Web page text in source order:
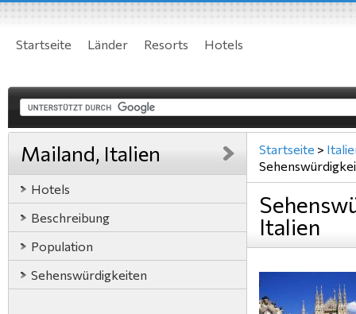
Startseite Länder Resorts Hotels
Mailand, Italien
Hotels
Beschreibung
Population
Sehenswürdigkeiten
Startseite >
Italien